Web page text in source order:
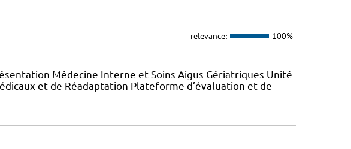
relevance: 100%
Médecine Interne et Soins Aigus Gériatriques Unité
et de Réadaptation Plateforme d’évaluation et de